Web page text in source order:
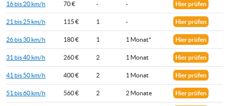
16 bis 20 km/h 70 € - - Hier prüfen
21 bis 25 km/h 115 € 1 - Hier prüfen
26 bis 30 km/h 180 € 1 1 Monat* Hier prüfen
31 bis 40 km/h 260 € 2 1 Monat Hier prüfen
41 bis 50 km/h 400 € 2 1 Monat Hier prüfen
51 bis 60 km/h 560 € 2 2 Monate Hier prüfen